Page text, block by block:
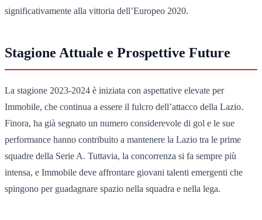
significativamente alla vittoria dell’Europeo 2020.
Stagione Attuale e Prospettive Future
La stagione 2023-2024 è iniziata con aspettative elevate per
Immobile, che continua a essere il fulcro dell’attacco della Lazio.
Finora, ha già segnato un numero considerevole di gol e le sue
performance hanno contribuito a mantenere la Lazio tra le prime
squadre della Serie A. Tuttavia, la concorrenza si fa sempre più
intensa, e Immobile deve affrontare giovani talenti emergenti che
spingono per guadagnare spazio nella squadra e nella lega.